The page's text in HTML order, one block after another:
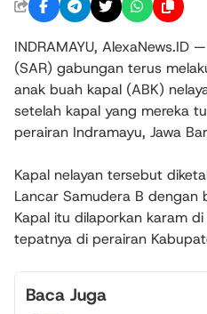
INDRAMAYU, AlexaNews.ID
(SAR) gabungan terus
anak buah kapal (ABK)
setelah kapal yang mereka
perairan Indramayu, Jawa
Kapal nelayan tersebut
Lancar Samudera B dengan
Kapal itu dilaporkan karam di
tepatnya di perairan
Baca Juga